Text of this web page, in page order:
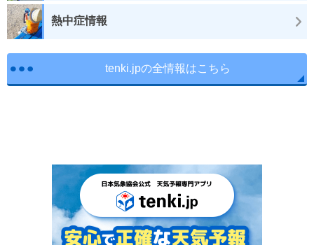
熱中症情報
tenki.jpの全情報はこちら